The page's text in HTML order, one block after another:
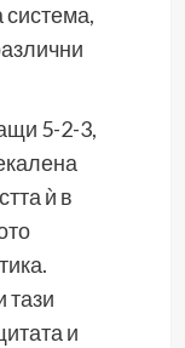
5-2-3,
ѝ в
тази
и